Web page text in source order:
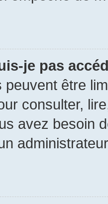
je pas
peuvent être
consulter,
avez besoin